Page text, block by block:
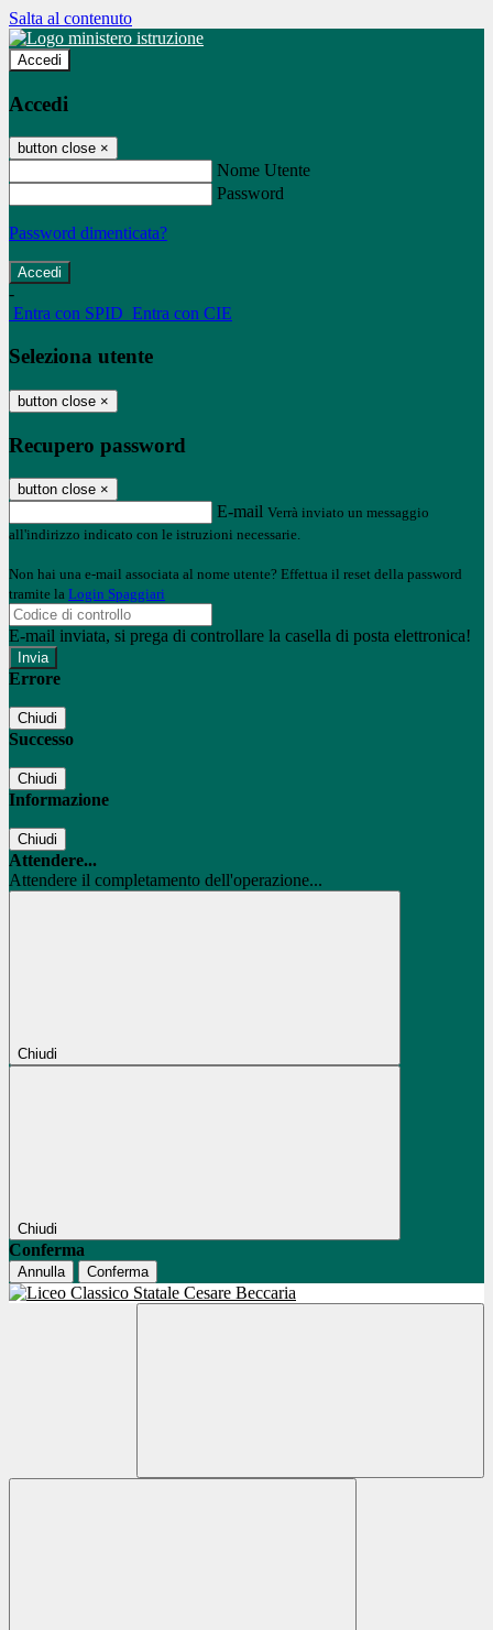
Salta al contenuto
Accedi
Accedi
button close ×
Nome Utente
Password
Password dimenticata?
-
Entra con SPID Entra con CIE
Seleziona utente
button close ×
Recupero password
button close ×
E-mail Verrà inviato un messaggio
all'indirizzo indicato con le istruzioni necessarie.
Non hai una e-mail associata al nome utente? Effettua il reset della password
tramite la Login Spaggiari
E-mail inviata, si prega di controllare la casella di posta elettronica!
Errore
Chiudi
Successo
Chiudi
Informazione
Chiudi
Attendere...
Attendere il completamento dell'operazione...
Chiudi
Chiudi
Conferma
Annulla Conferma